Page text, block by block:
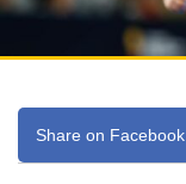
Share on Facebook